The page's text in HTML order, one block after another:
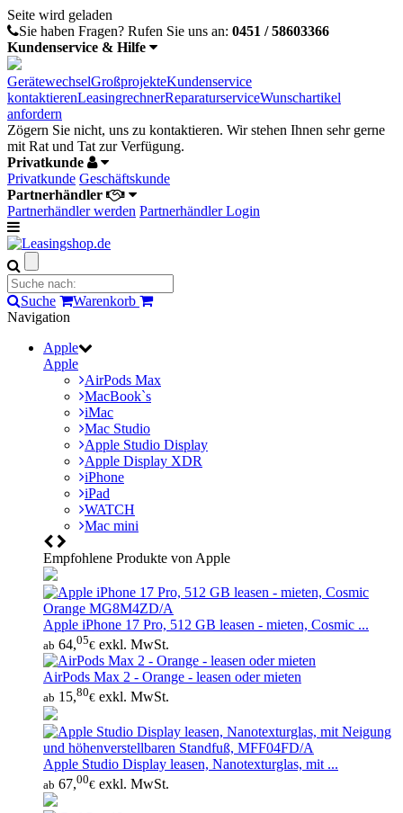
Seite wird geladen
Sie haben Fragen? Rufen Sie uns an: 0451 / 58603366
Kundenservice & Hilfe
GerätewechselGroßprojekteKundenservice
kontaktierenLeasingrechnerReparaturserviceWunschartikel
anfordern
Zögern Sie nicht, uns zu kontaktieren. Wir stehen Ihnen sehr gerne
mit Rat und Tat zur Verfügung.
Privatkunde
Privatkunde Geschäftskunde
Partnerhändler
Partnerhändler werden Partnerhändler Login
Suche
Warenkorb
Navigation
Apple
Apple
AirPods Max
MacBook`s
iMac
Mac Studio
Apple Studio Display
Apple Display XDR
iPhone
iPad
WATCH
Mac mini
Empfohlene Produkte von Apple
Apple iPhone 17 Pro, 512 GB leasen - mieten, Cosmic ...
ab 64,05€ exkl. MwSt.
AirPods Max 2 - Orange - leasen oder mieten
ab 15,80€ exkl. MwSt.
Apple Studio Display leasen, Nanotexturglas, mit ...
ab 67,00€ exkl. MwSt.